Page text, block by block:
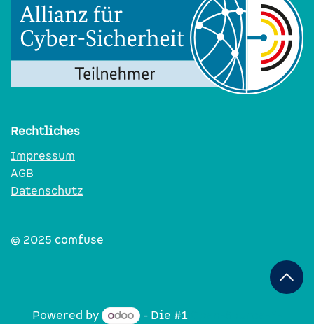
Rechtliches
Impressum
AGB
Datenschutz
© 2025​​​​ comfuse
Powered by - Die #1